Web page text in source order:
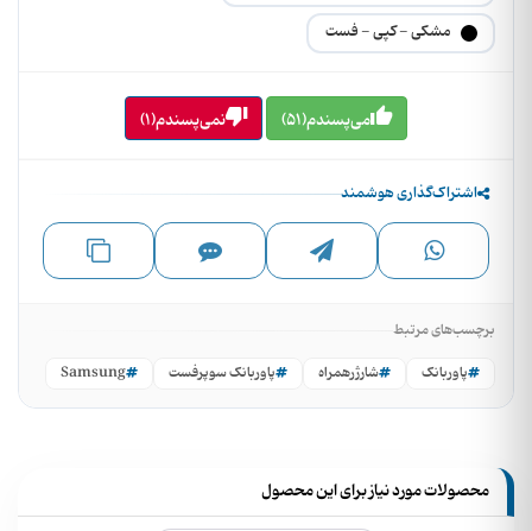
مشکی - کپی - فست
می‌پسندم(51) نمی‌پسندم(1)
اشتراک‌گذاری هوشمند
برچسب‌های مرتبط
پاوربانک
شارژرهمراه پاوربانک سوپرفست Samsung
محصولات مورد نیاز برای این محصول